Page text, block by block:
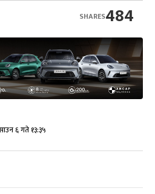
484
SHARES
६ गते १३:३५